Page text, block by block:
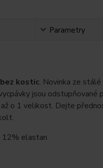
Parametry
kostic. Novinka ze
jsou
o 1 velikost. Dejte
12% elastan